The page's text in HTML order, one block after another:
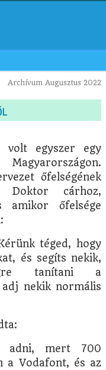
Archívum Augusztus 2022
volt egyszer egy
őfelségének
Doktor cárhoz,
amikor őfelsége
téged, hogy
és segíts nekik,
tanítani a
nekik normális
adni, mert 700
a Vodafont, és az